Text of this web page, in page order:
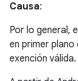
Causa:
Por lo general,
en primer plano
exención válida.